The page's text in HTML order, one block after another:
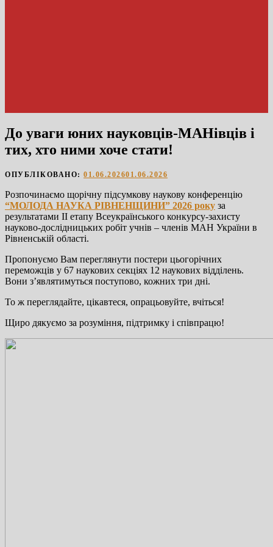
До уваги юних науковців-МАНівців і
тих, хто ними хоче стати!
ОПУБЛІКОВАНО: 01.06.202601.06.2026
Розпочинаємо щорічну підсумкову наукову конференцію
“МОЛОДА НАУКА РІВНЕНЩИНИ” 2026 року за
результатами ІІ етапу Всеукраїнського конкурсу-захисту
науково-дослідницьких робіт учнів – членів МАН України в
Рівненській області.
Пропонуємо Вам переглянути постери цьогорічних
переможців у 67 наукових секціях 12 наукових відділень.
Вони з’являтимуться поступово, кожних три дні.
То ж переглядайте, цікавтеся, опрацьовуйте, вчіться!
Щиро дякуємо за розуміння, підтримку і співпрацю!